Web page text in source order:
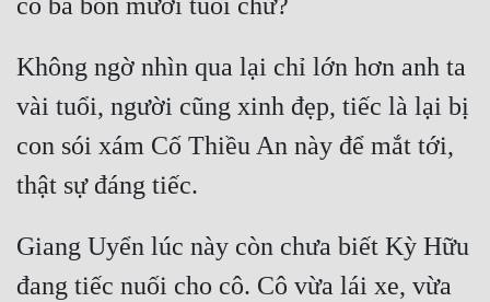
Cẩu Đạo Trường Sinh
Ngự Thú
Truyện Nam
Truyện Nữ
Vô Địch Lưu
Xây Dựng Thế Lực
Không ngờ nhìn qua lại chỉ lớn hơn anh ta
vài tuổi, người cũng xinh đẹp, tiếc là lại bị
con sói xám Cố Thiều An này để mắt tới,
Giang Uyển lúc này còn chưa biết Kỳ Hữu
đang tiếc nuối cho cô. Cô vừa lái xe, vừa